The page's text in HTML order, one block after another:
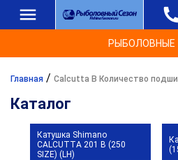
РЫБОЛОВНЫЕ
Главная / Calcutta B Количество
Каталог
Катушка Shimano
CALCUTTA 201 B (250
SIZE) (LH)